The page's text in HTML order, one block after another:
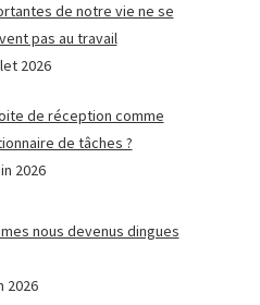
de notre vie ne se
pas au travail
2026
de réception comme
de tâches ?
2026
nous devenus dingues
2026